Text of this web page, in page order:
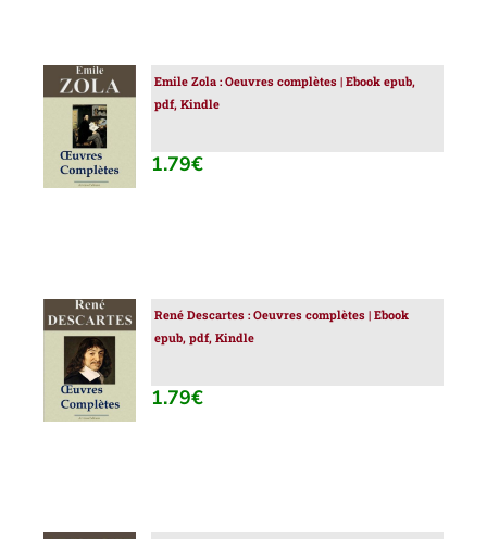
AJOUTER
AU
PANIER
/
DÉTAILS
Emile Zola : Oeuvres complètes | Ebook epub,
pdf, Kindle
1.79€
AJOUTER
AU
PANIER
/
DÉTAILS
René Descartes : Oeuvres complètes | Ebook
epub, pdf, Kindle
1.79€